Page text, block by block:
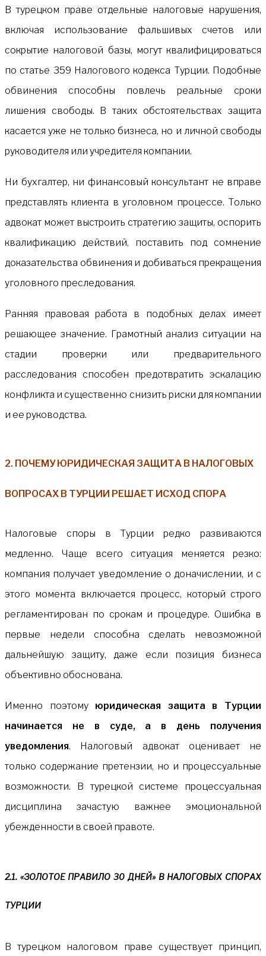
В турецком праве отдельные налоговые нарушения,
включая использование фальшивых счетов или
сокрытие налоговой базы, могут квалифицироваться
по статье 359 Налогового кодекса Турции. Подобные
обвинения способны повлечь реальные сроки
лишения свободы. В таких обстоятельствах защита
касается уже не только бизнеса, но и личной свободы
руководителя или учредителя компании.
Ни бухгалтер, ни финансовый консультант не вправе
представлять клиента в уголовном процессе. Только
адвокат может выстроить стратегию защиты, оспорить
квалификацию действий, поставить под сомнение
доказательства обвинения и добиваться прекращения
уголовного преследования.
Ранняя правовая работа в подобных делах имеет
решающее значение. Грамотный анализ ситуации на
стадии проверки или предварительного
расследования способен предотвратить эскалацию
конфликта и существенно снизить риски для компании
и ее руководства.
2. ПОЧЕМУ ЮРИДИЧЕСКАЯ ЗАЩИТА В НАЛОГОВЫХ
ВОПРОСАХ В ТУРЦИИ РЕШАЕТ ИСХОД СПОРА
Налоговые споры в Турции редко развиваются
медленно. Чаще всего ситуация меняется резко:
компания получает уведомление о доначислении, и с
этого момента включается процесс, который строго
регламентирован по срокам и процедуре. Ошибка в
первые недели способна сделать невозможной
дальнейшую защиту, даже если позиция бизнеса
объективно обоснована.
Именно поэтому юридическая защита в Турции
начинается не в суде, а в день получения
уведомления. Налоговый адвокат оценивает не
только содержание претензии, но и процессуальные
возможности. В турецкой системе процессуальная
дисциплина зачастую важнее эмоциональной
убежденности в своей правоте.
2.1. «ЗОЛОТОЕ ПРАВИЛО 30 ДНЕЙ» В НАЛОГОВЫХ СПОРАХ
ТУРЦИИ
В турецком налоговом праве существует принцип,